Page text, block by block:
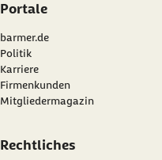
Portale
barmer.de
Politik
Karriere
Firmenkunden
Mitgliedermagazin
Rechtliches